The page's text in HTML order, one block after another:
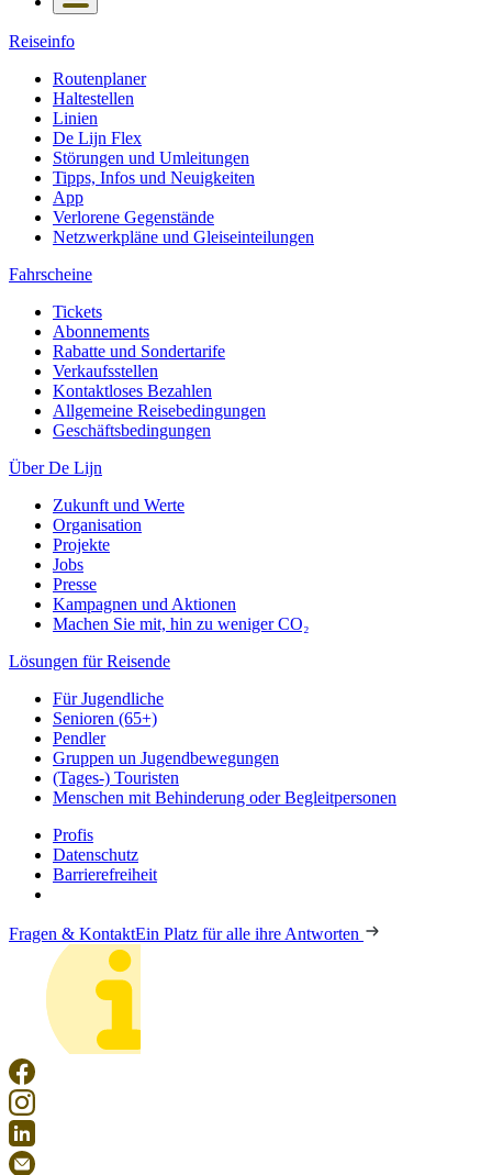
Reiseinfo
Routenplaner
Haltestellen
Linien
De Lijn Flex
Störungen und Umleitungen
Tipps, Infos und Neuigkeiten
App
Verlorene Gegenstände
Netzwerkpläne und Gleiseinteilungen
Fahrscheine
Tickets
Abonnements
Rabatte und Sondertarife
Verkaufsstellen
Kontaktloses Bezahlen
Allgemeine Reisebedingungen
Geschäftsbedingungen
Über De Lijn
Zukunft und Werte
Organisation
Projekte
Jobs
Presse
Kampagnen und Aktionen
Machen Sie mit, hin zu weniger CO₂
Lösungen für Reisende
Für Jugendliche
Senioren (65+)
Pendler
Gruppen un Jugendbewegungen
(Tages-) Touristen
Menschen mit Behinderung oder Begleitpersonen
Profis
Datenschutz
Barrierefreiheit
Fragen & KontaktEin Platz für alle ihre Antworten